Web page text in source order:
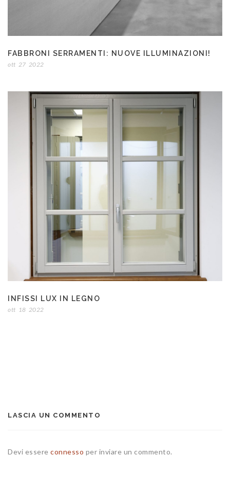
FABBRONI SERRAMENTI: NUOVE ILLUMINAZIONI!
ott 27 2022
INFISSI LUX IN LEGNO
ott 18 2022
LASCIA UN COMMENTO
Devi essere connesso per inviare un commento.